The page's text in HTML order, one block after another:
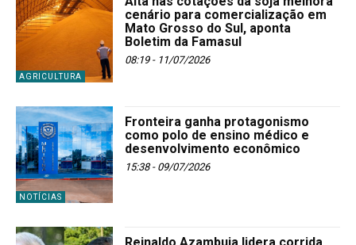
AGRICULTURA
cenário para comercialização em
Mato Grosso do Sul, aponta
Boletim da Famasul
08:19 - 11/07/2026
NOTÍCIAS
Fronteira ganha protagonismo
como polo de ensino médico e
desenvolvimento econômico
15:38 - 09/07/2026